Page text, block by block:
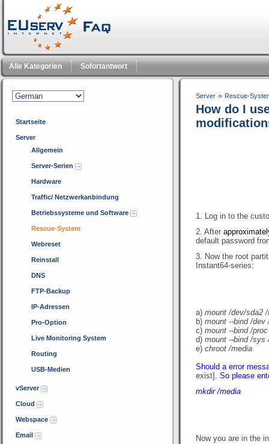
Alle Kategorien Sofortantwort
Startseite
Server
Allgemein
Server-Serien
Hardware
Traffic/ Netzwerkanbindung
Betriebssysteme und Software
Rescue-System
Webreset
Reinstall
DNS
FTP-Backup
IP-Adressen
Pro-Option
Live Monitoring System
Routing
USB-Medien
vServer
Cloud
Webspace
Email
Server » Rescue-
How do I
1. Log in to the
2. After
default password
3. Now the root
Instant64-series:
a) mount /dev/sda2
b) mount --bind /dev
c) mount --bind /
d) mount --bind /sys
e) chroot /media
Should a error
exist]. So please
mkdir /media
Now you are in the